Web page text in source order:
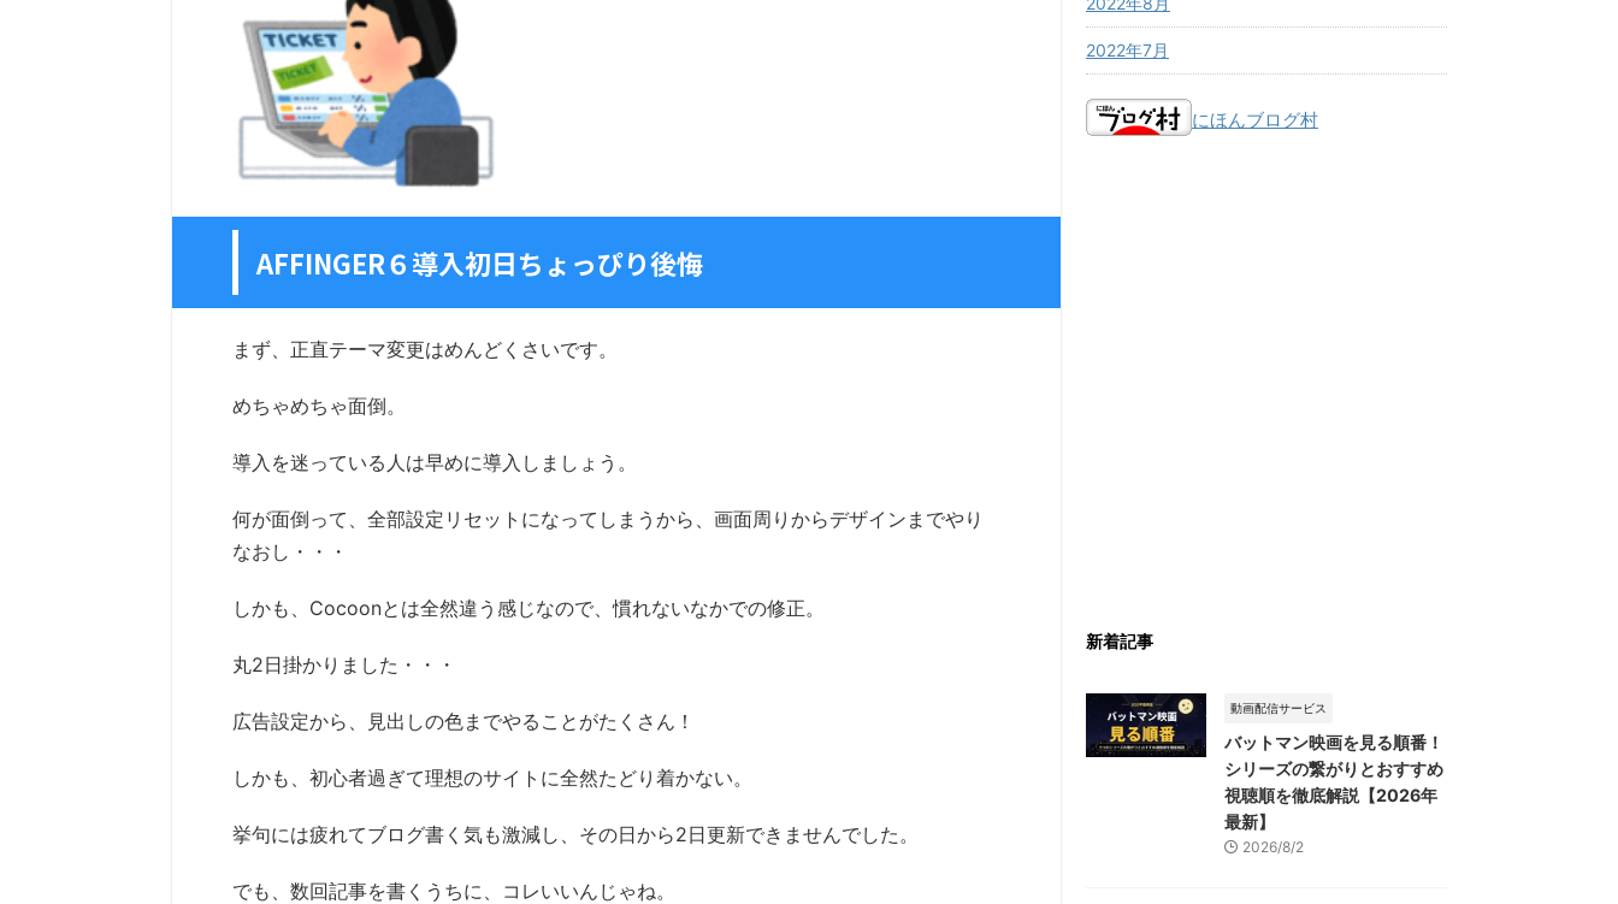
AFFINGER６導入初日ちょっぴり後悔
まず、正直テーマ変更はめんどくさいです。
めちゃめちゃ面倒。
導入を迷っている人は早めに導入しましょう。
何が面倒って、全部設定リセットになってしまうから、画面周りからデザインまでやり
なおし・・・
しかも、Cocoonとは全然違う感じなので、慣れないなかでの修正。
丸2日掛かりました・・・
広告設定から、見出しの色までやることがたくさん！
しかも、初心者過ぎて理想のサイトに全然たどり着かない。
挙句には疲れてブログ書く気も激減し、その日から2日更新できませんでした。
でも、数回記事を書くうちに、コレいいんじゃね。
2022年7月
にほんブログ村
新着記事
動画配信サービス
バットマン映画を見る順番！
シリーズの繋がりとおすすめ
視聴順を徹底解説【2026年
最新】
2026/8/2